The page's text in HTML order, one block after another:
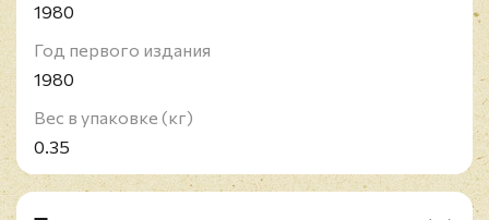
1980
Год первого издания
1980
Вес в упаковке (кг)
0.35